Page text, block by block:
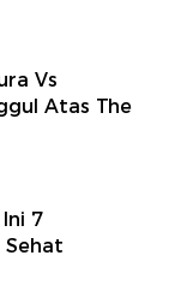
Vs
Atas The
7
Sehat